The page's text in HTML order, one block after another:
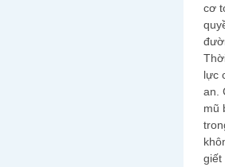
cơ
lực
an.
mũ
giết